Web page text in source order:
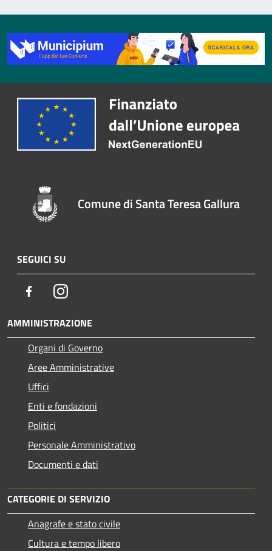
Comune di Santa Teresa Gallura
SEGUICI SU
FacebookInstagram
AMMINISTRAZIONE
Organi di Governo
Aree Amministrative
Uffici
Enti e fondazioni
Politici
Personale Amministrativo
Documenti e dati
CATEGORIE DI SERVIZIO
Anagrafe e stato civile
Cultura e tempo libero